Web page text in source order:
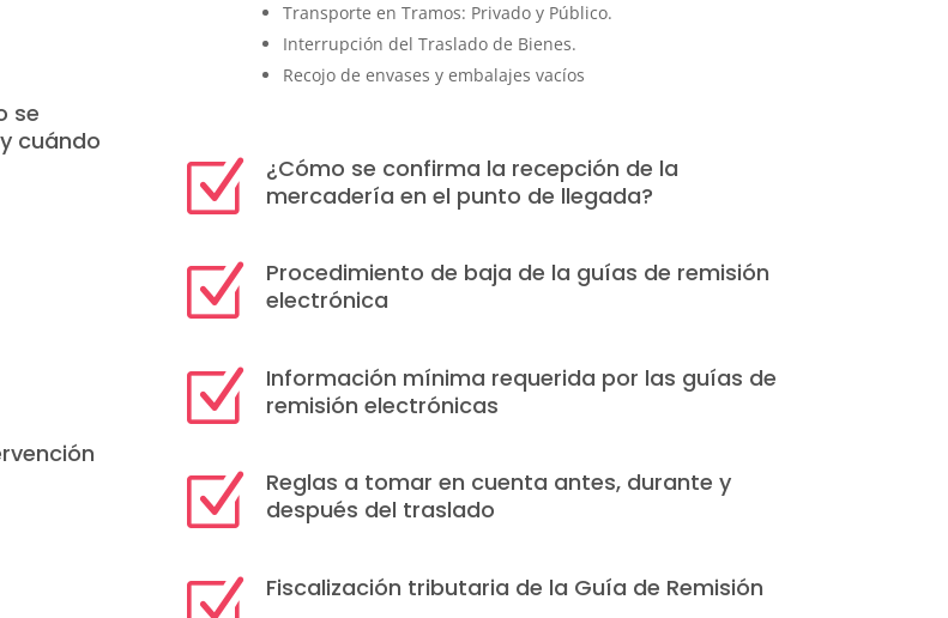
se
cuándo
Transporte en Tramos: Privado y Público.
Interrupción del Traslado de Bienes.
Recojo de envases y embalajes vacíos
Z
¿Cómo se confirma la recepción de la
mercadería en el punto de llegada?
Z
Procedimiento de baja de la guías de remisión
electrónica
Z
Información mínima requerida por las guías de
remisión electrónicas
Z
Reglas a tomar en cuenta antes, durante y
después del traslado
Fiscalización tributaria de la Guía de Remisión